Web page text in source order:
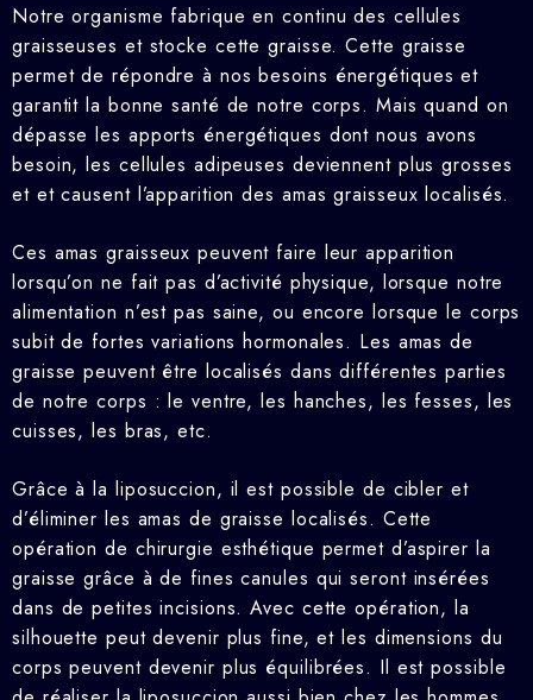
Notre organisme fabrique en continu des cellules
graisseuses et stocke cette graisse. Cette graisse
permet de répondre à nos besoins énergétiques et
garantit la bonne santé de notre corps. Mais quand on
dépasse les apports énergétiques dont nous avons
besoin, les cellules adipeuses deviennent plus grosses
et et causent l’apparition des amas graisseux localisés.
Ces amas graisseux peuvent faire leur apparition
lorsqu’on ne fait pas d’activité physique, lorsque notre
alimentation n’est pas saine, ou encore lorsque le corps
subit de fortes variations hormonales. Les amas de
graisse peuvent être localisés dans différentes parties
de notre corps : le ventre, les hanches, les fesses, les
cuisses, les bras, etc.
Grâce à la liposuccion, il est possible de cibler et
d’éliminer les amas de graisse localisés. Cette
opération de chirurgie esthétique permet d’aspirer la
graisse grâce à de fines canules qui seront insérées
dans de petites incisions. Avec cette opération, la
silhouette peut devenir plus fine, et les dimensions du
corps peuvent devenir plus équilibrées. Il est possible